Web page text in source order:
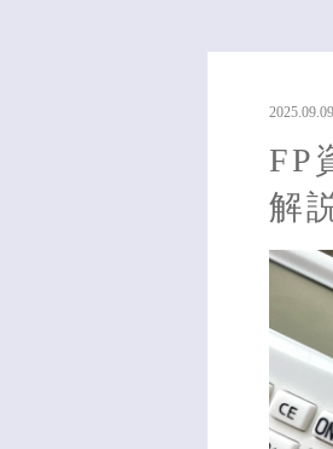
2025.09.09
FP
解